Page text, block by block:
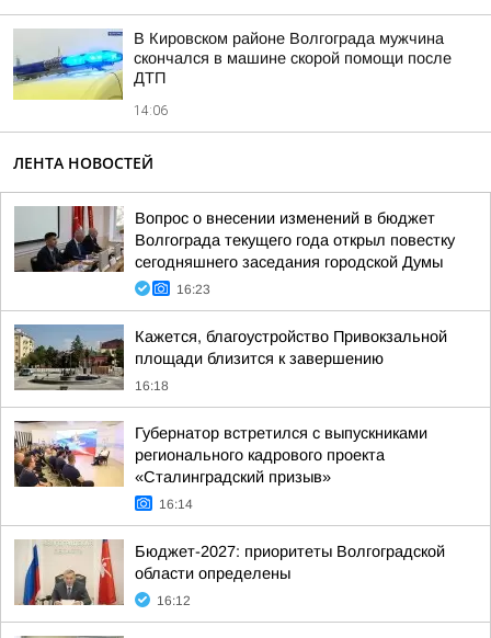
В Кировском районе Волгограда мужчина
скончался в машине скорой помощи после
ДТП
14:06
ЛЕНТА НОВОСТЕЙ
Вопрос о внесении изменений в бюджет
Волгограда текущего года открыл повестку
сегодняшнего заседания городской Думы
16:23
Кажется, благоустройство Привокзальной
площади близится к завершению
16:18
Губернатор встретился с выпускниками
регионального кадрового проекта
«Сталинградский призыв»
16:14
Бюджет-2027: приоритеты Волгоградской
области определены
16:12